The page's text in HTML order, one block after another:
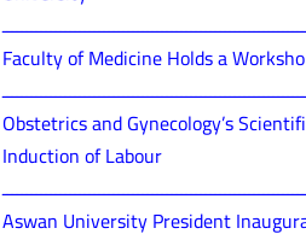
Faculty of Medicine Holds a
Obstetrics and Gynecology’s
Induction of Labour
Aswan University President